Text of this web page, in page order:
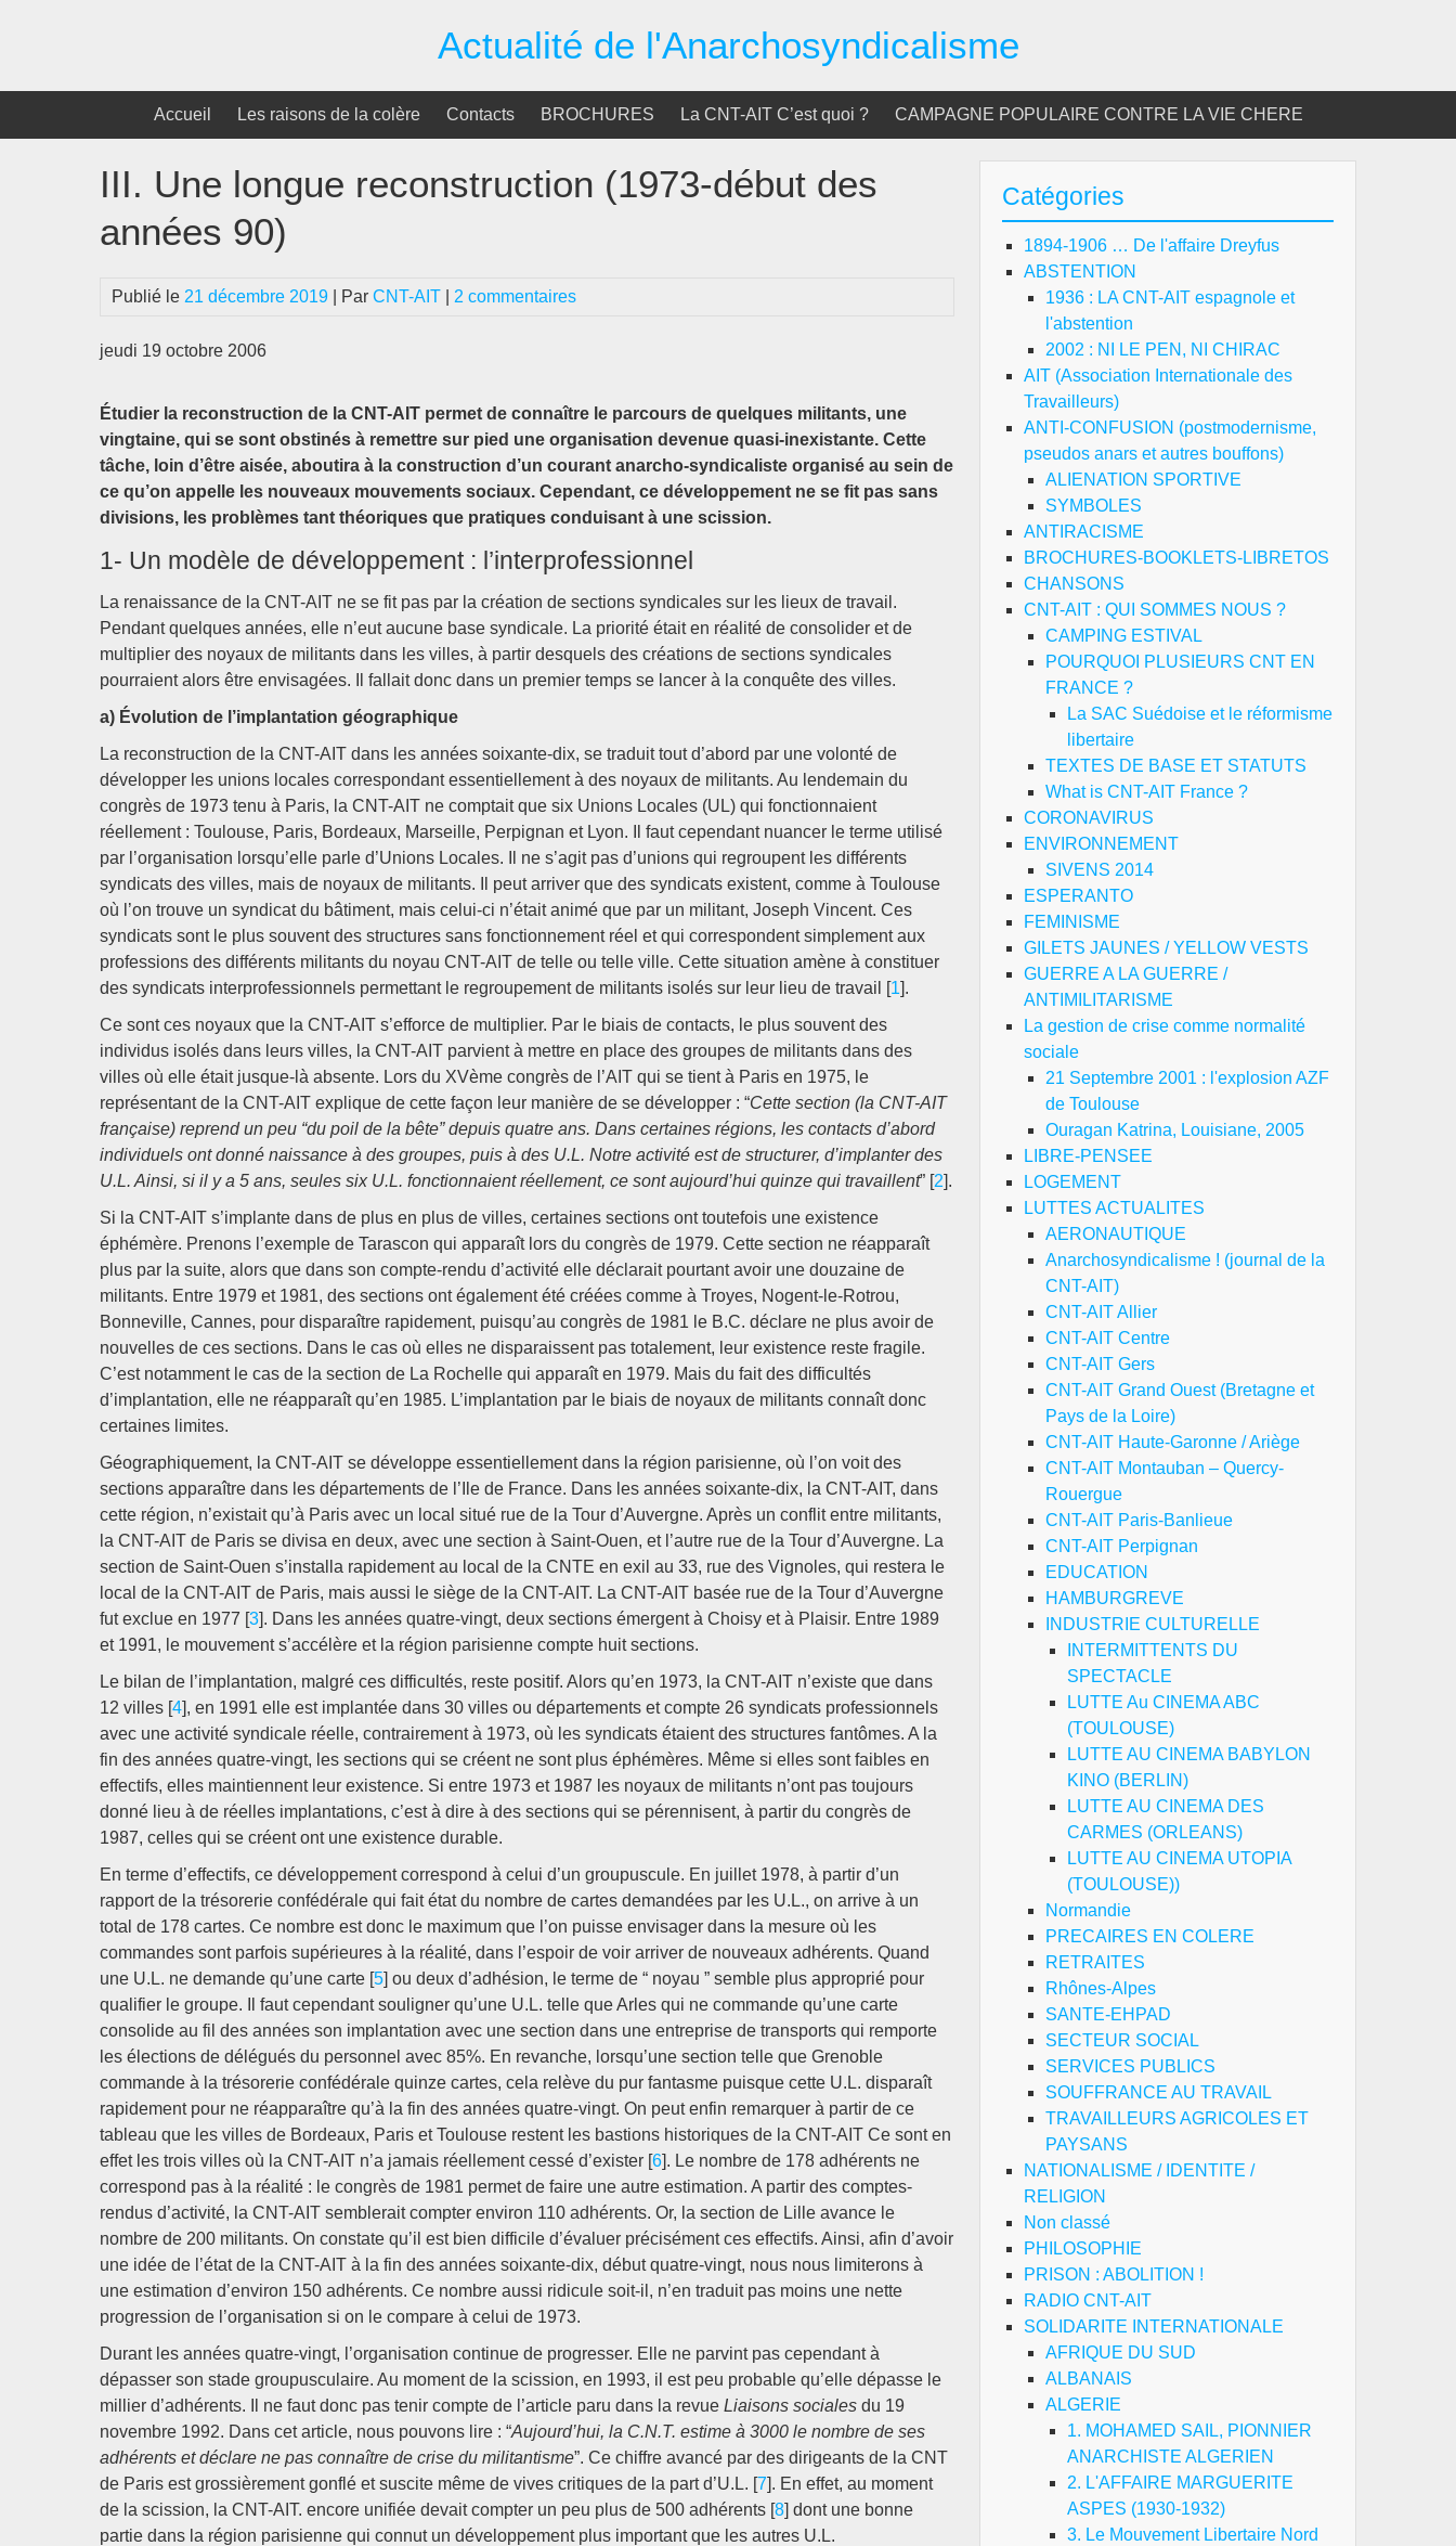
Actualité de l'Anarchosyndicalisme
Accueil Les raisons de la colère Contacts BROCHURES La CNT-AIT C’est quoi ? CAMPAGNE POPULAIRE CONTRE LA VIE CHERE
III. Une longue reconstruction (1973-début des
années 90)
Publié le 21 décembre 2019 | Par CNT-AIT 2 commentaires
jeudi 19 octobre 2006
Étudier la reconstruction de la CNT-AIT permet de connaître le parcours de quelques militants, une
vingtaine, qui se sont obstinés à remettre sur pied une organisation devenue quasi-inexistante. Cette
tâche, loin d’être aisée, aboutira à la construction d’un courant anarcho-syndicaliste organisé au sein de
ce qu’on appelle les nouveaux mouvements sociaux. Cependant, ce développement ne se fit pas sans
divisions, les problèmes tant théoriques que pratiques conduisant à une scission.
1- Un modèle de développement : l’interprofessionnel
La renaissance de la CNT-AIT ne se fit pas par la création de sections syndicales sur les lieux de travail.
Pendant quelques années, elle n’eut aucune base syndicale. La priorité était en réalité de consolider et de
multiplier des noyaux de militants dans les villes, à partir desquels des créations de sections syndicales
pourraient alors être envisagées. Il fallait donc dans un premier temps se lancer à la conquête des villes.
a) Évolution de l’implantation géographique
La reconstruction de la CNT-AIT dans les années soixante-dix, se traduit tout d’abord par une volonté de
développer les unions locales correspondant essentiellement à des noyaux de militants. Au lendemain du
congrès de 1973 tenu à Paris, la CNT-AIT ne comptait que six Unions Locales (UL) qui fonctionnaient
réellement : Toulouse, Paris, Bordeaux, Marseille, Perpignan et Lyon. Il faut cependant nuancer le terme utilisé
par l’organisation lorsqu’elle parle d’Unions Locales. Il ne s’agit pas d’unions qui regroupent les différents
syndicats des villes, mais de noyaux de militants. Il peut arriver que des syndicats existent, comme à Toulouse
où l’on trouve un syndicat du bâtiment, mais celui-ci n’était animé que par un militant, Joseph Vincent. Ces
syndicats sont le plus souvent des structures sans fonctionnement réel et qui correspondent simplement aux
professions des différents militants du noyau CNT-AIT de telle ou telle ville. Cette situation amène à constituer
des syndicats interprofessionnels permettant le regroupement de militants isolés sur leur lieu de travail [1].
Ce sont ces noyaux que la CNT-AIT s’efforce de multiplier. Par le biais de contacts, le plus souvent des
individus isolés dans leurs villes, la CNT-AIT parvient à mettre en place des groupes de militants dans des
villes où elle était jusque-là absente. Lors du XVème congrès de l’AIT qui se tient à Paris en 1975, le
représentant de la CNT-AIT explique de cette façon leur manière de se développer : “Cette section (la CNT-AIT
française) reprend un peu “du poil de la bête” depuis quatre ans. Dans certaines régions, les contacts d’abord
individuels ont donné naissance à des groupes, puis à des U.L. Notre activité est de structurer, d’implanter des
U.L. Ainsi, si il y a 5 ans, seules six U.L. fonctionnaient réellement, ce sont aujourd’hui quinze qui travaillent” [2].
Si la CNT-AIT s’implante dans de plus en plus de villes, certaines sections ont toutefois une existence
éphémère. Prenons l’exemple de Tarascon qui apparaît lors du congrès de 1979. Cette section ne réapparaît
plus par la suite, alors que dans son compte-rendu d’activité elle déclarait pourtant avoir une douzaine de
militants. Entre 1979 et 1981, des sections ont également été créées comme à Troyes, Nogent-le-Rotrou,
Bonneville, Cannes, pour disparaître rapidement, puisqu’au congrès de 1981 le B.C. déclare ne plus avoir de
nouvelles de ces sections. Dans le cas où elles ne disparaissent pas totalement, leur existence reste fragile.
C’est notamment le cas de la section de La Rochelle qui apparaît en 1979. Mais du fait des difficultés
d’implantation, elle ne réapparaît qu’en 1985. L’implantation par le biais de noyaux de militants connaît donc
certaines limites.
Géographiquement, la CNT-AIT se développe essentiellement dans la région parisienne, où l’on voit des
sections apparaître dans les départements de l’Ile de France. Dans les années soixante-dix, la CNT-AIT, dans
cette région, n’existait qu’à Paris avec un local situé rue de la Tour d’Auvergne. Après un conflit entre militants,
la CNT-AIT de Paris se divisa en deux, avec une section à Saint-Ouen, et l’autre rue de la Tour d’Auvergne. La
section de Saint-Ouen s’installa rapidement au local de la CNTE en exil au 33, rue des Vignoles, qui restera le
local de la CNT-AIT de Paris, mais aussi le siège de la CNT-AIT. La CNT-AIT basée rue de la Tour d’Auvergne
fut exclue en 1977 [3]. Dans les années quatre-vingt, deux sections émergent à Choisy et à Plaisir. Entre 1989
et 1991, le mouvement s’accélère et la région parisienne compte huit sections.
Le bilan de l’implantation, malgré ces difficultés, reste positif. Alors qu’en 1973, la CNT-AIT n’existe que dans
12 villes [4], en 1991 elle est implantée dans 30 villes ou départements et compte 26 syndicats professionnels
avec une activité syndicale réelle, contrairement à 1973, où les syndicats étaient des structures fantômes. A la
fin des années quatre-vingt, les sections qui se créent ne sont plus éphémères. Même si elles sont faibles en
effectifs, elles maintiennent leur existence. Si entre 1973 et 1987 les noyaux de militants n’ont pas toujours
donné lieu à de réelles implantations, c’est à dire à des sections qui se pérennisent, à partir du congrès de
1987, celles qui se créent ont une existence durable.
En terme d’effectifs, ce développement correspond à celui d’un groupuscule. En juillet 1978, à partir d’un
rapport de la trésorerie confédérale qui fait état du nombre de cartes demandées par les U.L., on arrive à un
total de 178 cartes. Ce nombre est donc le maximum que l’on puisse envisager dans la mesure où les
commandes sont parfois supérieures à la réalité, dans l’espoir de voir arriver de nouveaux adhérents. Quand
une U.L. ne demande qu’une carte [5] ou deux d’adhésion, le terme de “ noyau ” semble plus approprié pour
qualifier le groupe. Il faut cependant souligner qu’une U.L. telle que Arles qui ne commande qu’une carte
consolide au fil des années son implantation avec une section dans une entreprise de transports qui remporte
les élections de délégués du personnel avec 85%. En revanche, lorsqu’une section telle que Grenoble
commande à la trésorerie confédérale quinze cartes, cela relève du pur fantasme puisque cette U.L. disparaît
rapidement pour ne réapparaître qu’à la fin des années quatre-vingt. On peut enfin remarquer à partir de ce
tableau que les villes de Bordeaux, Paris et Toulouse restent les bastions historiques de la CNT-AIT Ce sont en
effet les trois villes où la CNT-AIT n’a jamais réellement cessé d’exister [6]. Le nombre de 178 adhérents ne
correspond pas à la réalité : le congrès de 1981 permet de faire une autre estimation. A partir des comptes-
rendus d’activité, la CNT-AIT semblerait compter environ 110 adhérents. Or, la section de Lille avance le
nombre de 200 militants. On constate qu’il est bien difficile d’évaluer précisément ces effectifs. Ainsi, afin d’avoir
une idée de l’état de la CNT-AIT à la fin des années soixante-dix, début quatre-vingt, nous nous limiterons à
une estimation d’environ 150 adhérents. Ce nombre aussi ridicule soit-il, n’en traduit pas moins une nette
progression de l’organisation si on le compare à celui de 1973.
Durant les années quatre-vingt, l’organisation continue de progresser. Elle ne parvint pas cependant à
dépasser son stade groupusculaire. Au moment de la scission, en 1993, il est peu probable qu’elle dépasse le
millier d’adhérents. Il ne faut donc pas tenir compte de l’article paru dans la revue Liaisons sociales du 19
novembre 1992. Dans cet article, nous pouvons lire : “Aujourd’hui, la C.N.T. estime à 3000 le nombre de ses
adhérents et déclare ne pas connaître de crise du militantisme”. Ce chiffre avancé par des dirigeants de la CNT
de Paris est grossièrement gonflé et suscite même de vives critiques de la part d’U.L. [7]. En effet, au moment
de la scission, la CNT-AIT. encore unifiée devait compter un peu plus de 500 adhérents [8] dont une bonne
partie dans la région parisienne qui connut un développement plus important que les autres U.L.
Catégories
1894-1906 … De l'affaire Dreyfus
ABSTENTION
1936 : LA CNT-AIT espagnole et
l'abstention
2002 : NI LE PEN, NI CHIRAC
AIT (Association Internationale des
Travailleurs)
ANTI-CONFUSION (postmodernisme,
pseudos anars et autres bouffons)
ALIENATION SPORTIVE
SYMBOLES
ANTIRACISME
BROCHURES-BOOKLETS-LIBRETOS
CHANSONS
CNT-AIT : QUI SOMMES NOUS ?
CAMPING ESTIVAL
POURQUOI PLUSIEURS CNT EN
FRANCE ?
La SAC Suédoise et le réformisme
libertaire
TEXTES DE BASE ET STATUTS
What is CNT-AIT France ?
CORONAVIRUS
ENVIRONNEMENT
SIVENS 2014
ESPERANTO
FEMINISME
GILETS JAUNES / YELLOW VESTS
GUERRE A LA GUERRE /
ANTIMILITARISME
La gestion de crise comme normalité
sociale
21 Septembre 2001 : l'explosion AZF
de Toulouse
Ouragan Katrina, Louisiane, 2005
LIBRE-PENSEE
LOGEMENT
LUTTES ACTUALITES
AERONAUTIQUE
Anarchosyndicalisme ! (journal de la
CNT-AIT)
CNT-AIT Allier
CNT-AIT Centre
CNT-AIT Gers
CNT-AIT Grand Ouest (Bretagne et
Pays de la Loire)
CNT-AIT Haute-Garonne / Ariège
CNT-AIT Montauban – Quercy-
Rouergue
CNT-AIT Paris-Banlieue
CNT-AIT Perpignan
EDUCATION
HAMBURGREVE
INDUSTRIE CULTURELLE
INTERMITTENTS DU
SPECTACLE
LUTTE Au CINEMA ABC
(TOULOUSE)
LUTTE AU CINEMA BABYLON
KINO (BERLIN)
LUTTE AU CINEMA DES
CARMES (ORLEANS)
LUTTE AU CINEMA UTOPIA
(TOULOUSE))
Normandie
PRECAIRES EN COLERE
RETRAITES
Rhônes-Alpes
SANTE-EHPAD
SECTEUR SOCIAL
SERVICES PUBLICS
SOUFFRANCE AU TRAVAIL
TRAVAILLEURS AGRICOLES ET
PAYSANS
NATIONALISME / IDENTITE /
RELIGION
Non classé
PHILOSOPHIE
PRISON : ABOLITION !
RADIO CNT-AIT
SOLIDARITE INTERNATIONALE
AFRIQUE DU SUD
ALBANAIS
ALGERIE
1. MOHAMED SAIL, PIONNIER
ANARCHISTE ALGERIEN
2. L'AFFAIRE MARGUERITE
ASPES (1930-1932)
3. Le Mouvement Libertaire Nord